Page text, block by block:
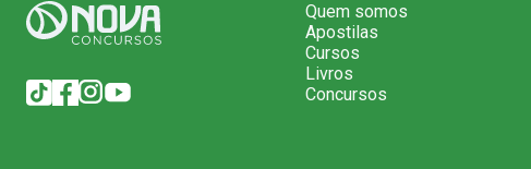
Quem somos
Apostilas
Cursos
Livros
Concursos